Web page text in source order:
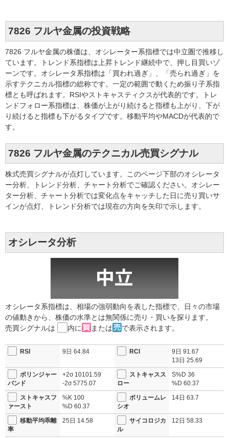
7826 フルヤ金属の投資戦略
7826 フルヤ金属の株価は、オシレーター系指標では中立圏で推移し
ています。トレンド系指標は上昇トレンド継続中で、押し目買いゾ
ーンです。オシレータ系指標は「買われ過ぎ」、「売られ過ぎ」を
示すテクニカル指標の総称です。一定の範囲で動くため振り子系指
標とも呼ばれます。RSIやストキャスティクスが代表的です。トレ
ンドフォロー系指標は、株価が上がり続けると指標も上がり、下が
り続けると指標も下がるタイプです。移動平均やMACDが代表的で
す。
7826 フルヤ金属のテクニカル売買シグナル
株式売買シグナルが点灯しています。このページ下部のオシレータ
ー分析、トレンド分析、チャート分析でご確認ください。オシレー
ター分析、チャート分析では変化点をキャッチした日に売り買いサ
インが点灯、トレンド分析では現在の方向を矢印で示します。
オシレータ分析
オシレータ系指標は、相場の強弱動向を表した指標で、日々の市場
の値動きから、株価の水準とは無関係に売り・買いを探ります。
売買シグナルは
内に または で表示されます。
RSI 9日 64.84 RCI 9日 91.67
13日 25.69
ボリンジャー
バンド
+2σ 10101.59
-2σ5775.07
ストキャスス
ロー
S%D 36
%D 60.37
ストキャスフ
ァースト
%K 100
%D 60.37
ボリュームレ
シオ
14日 63.7
移動平均乖離
率
25日 14.58
サイコロジカ
ル
12日 58.33